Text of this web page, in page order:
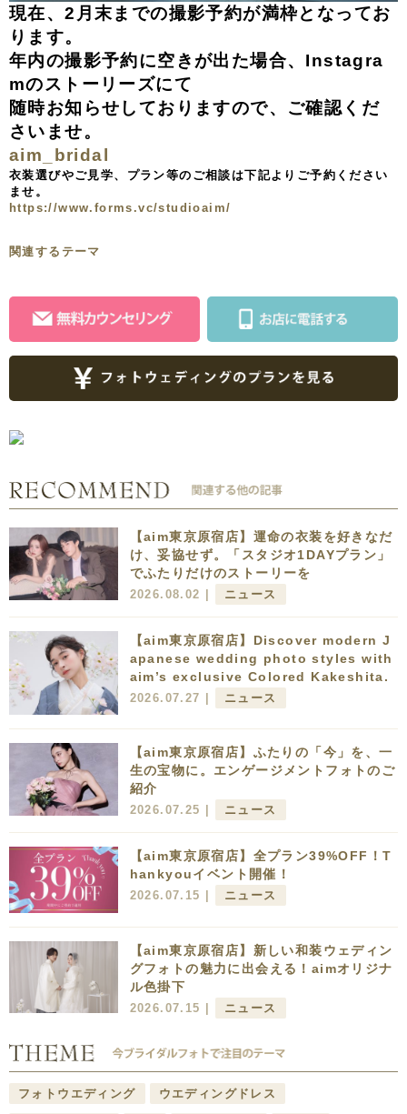
現在、2月末までの撮影予約が満枠となってお
ります。
年内の撮影予約に空きが出た場合、Instagra
mのストーリーズにて
随時お知らせしておりますので、ご確認くだ
さいませ。
aim_bridal
衣装選びやご見学、プラン等のご相談は下記よりご予約ください
ませ。
https://www.forms.vc/studioaim/
関連するテーマ
【aim東京原宿店】運命の衣装を好きなだ
け、妥協せず。「スタジオ1DAYプラン」
でふたりだけのストーリーを
2026.08.02 | ニュース
【aim東京原宿店】Discover modern J
apanese wedding photo styles with
aim’s exclusive Colored Kakeshita.
2026.07.27 | ニュース
【aim東京原宿店】ふたりの「今」を、一
生の宝物に。エンゲージメントフォトのご
紹介
2026.07.25 | ニュース
【aim東京原宿店】全プラン39%OFF！T
hankyouイベント開催！
2026.07.15 | ニュース
【aim東京原宿店】新しい和装ウェディン
グフォトの魅力に出会える！aimオリジナ
ル色掛下
2026.07.15 | ニュース
フォトウエディング ウエディングドレス